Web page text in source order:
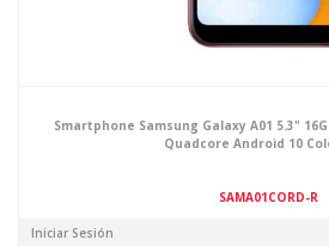
Smartphone Samsung Galaxy A01 5.3"
Quadcore Android 10
SAMA01CORD-R
Iniciar Sesión